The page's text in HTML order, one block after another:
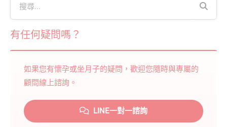
有任何疑問嗎？
如果您有懷孕或坐月子的疑問，歡迎您隨時與專屬的
顧問線上諮詢。
LINE一對一諮詢